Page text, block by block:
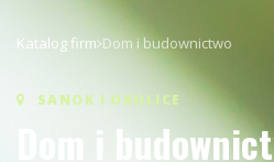
Katalog firm Dom i budownictwo
SANOK I OKOLICE
Dom i